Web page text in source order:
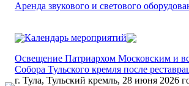
Аренда звукового и светового
Календарь мероприятий
Освещение Патриархом Московским и
Собора Тульского кремля после
г. Тула, Тульский кремль, 28 июня 2026